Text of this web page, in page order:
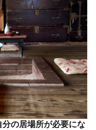
の居場所が必要にな